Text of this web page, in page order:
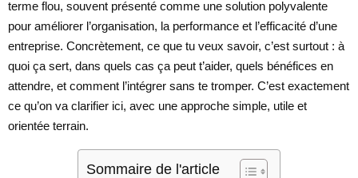
terme flou, souvent présenté comme une solution polyvalente
pour améliorer l’organisation, la performance et l’efficacité d’une
entreprise. Concrètement, ce que tu veux savoir, c’est surtout : à
quoi ça sert, dans quels cas ça peut t’aider, quels bénéfices en
attendre, et comment l’intégrer sans te tromper. C’est exactement
ce qu’on va clarifier ici, avec une approche simple, utile et
orientée terrain.
Sommaire de l'article